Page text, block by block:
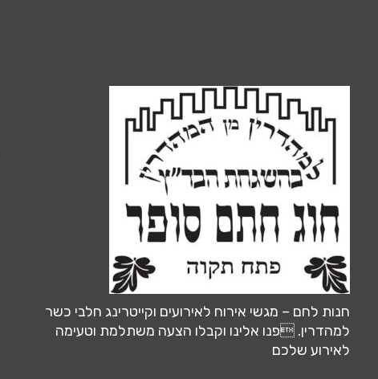
חנות לחם – מגשי אירוח לאירועים וקייטרינג חלבי כשר
למהדרין. פנו אלינו וקבלו הצעה משתלמת וטעימה
לאירוע שלכם